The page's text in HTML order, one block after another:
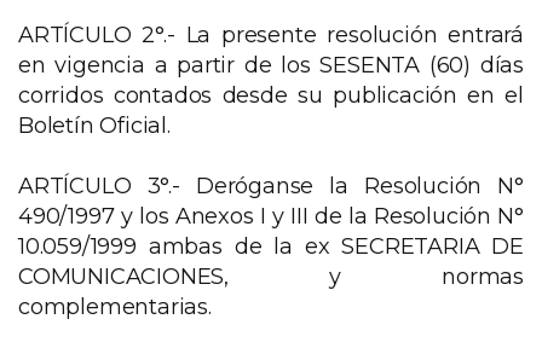
ARTÍCULO 2°.- La presente resolución entrará
en vigencia a partir de los SESENTA (60) días
corridos contados desde su publicación en el
Boletín Oficial.
ARTÍCULO 3°.- Deróganse la Resolución N°
490/1997 y los Anexos I y III de la Resolución N°
10.059/1999 ambas de la ex SECRETARIA DE
COMUNICACIONES, y normas
complementarias.